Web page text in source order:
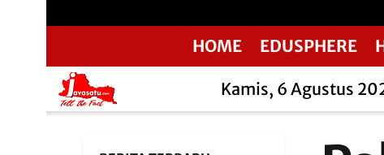
HOME EDUSPHERE
Kamis, 6 Agustus